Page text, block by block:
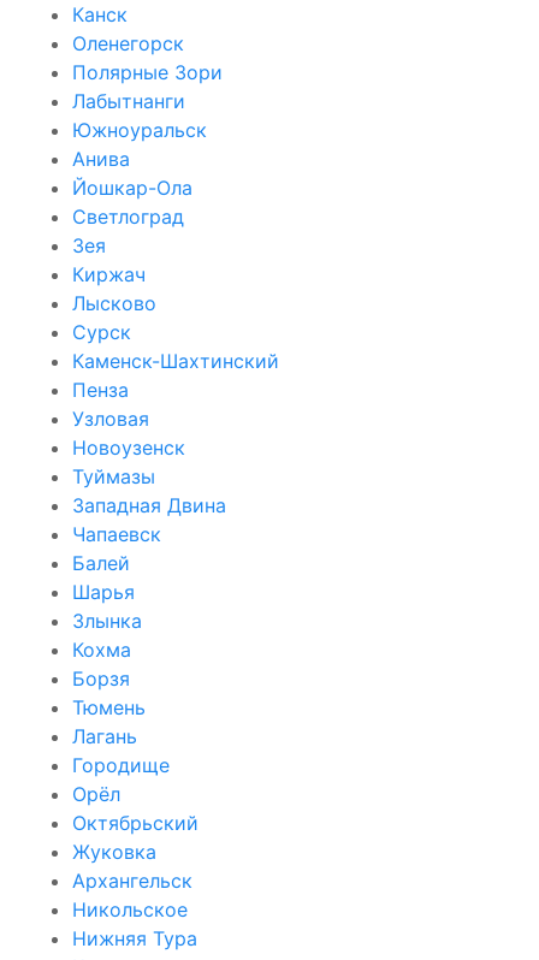
Канск
Оленегорск
Полярные Зори
Лабытнанги
Южноуральск
Анива
Йошкар-Ола
Светлоград
Зея
Киржач
Лысково
Сурск
Каменск-Шахтинский
Пенза
Узловая
Новоузенск
Туймазы
Западная Двина
Чапаевск
Балей
Шарья
Злынка
Кохма
Борзя
Тюмень
Лагань
Городище
Орёл
Октябрьский
Жуковка
Архангельск
Никольское
Нижняя Тура